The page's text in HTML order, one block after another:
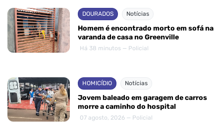
DOURADOS Notícias
Homem é encontrado morto em sofá na
varanda de casa no Greenville
Há 38 minutos — Policial
HOMICÍDIO Notícias
Jovem baleado em garagem de carros
morre a caminho do hospital
07 agosto, 2026 — Policial